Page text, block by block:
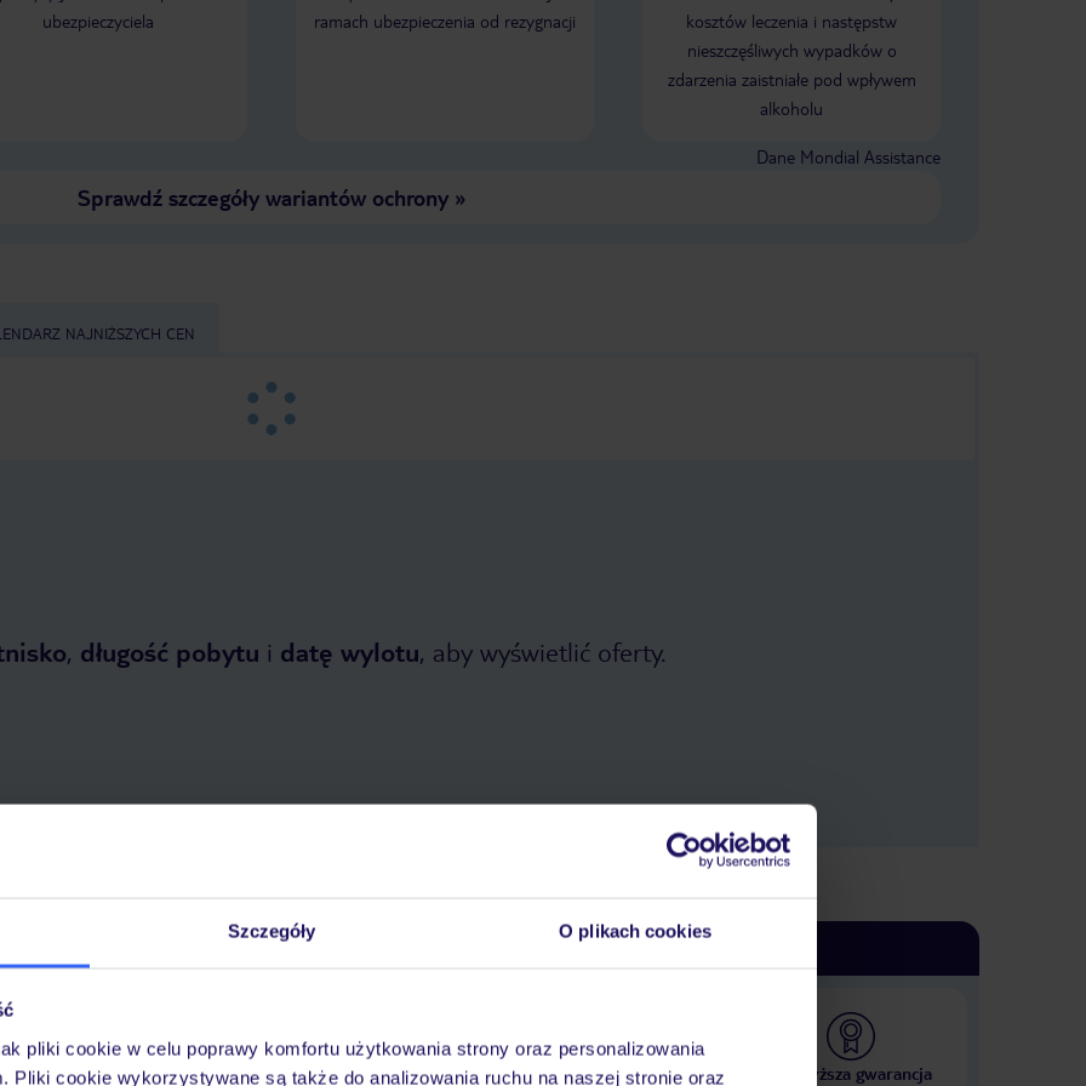
Szczegóły O plikach cookies
pliki cookie w celu poprawy komfortu użytkowania strony oraz personalizowania
Pliki cookie wykorzystywane są także do analizowania ruchu na naszej stronie oraz
polecam.
ubezpieczyciela
ramach ubezpieczenia od rezygnacji
kosztów leczenia i następstw
nieszczęśliwych wypadków o
zdarzenia zaistniałe pod wpływem
alkoholu
Dane Mondial Assistance
Sprawdź szczegóły wariantów ochrony»
NAJNIŻSZYCH CEN
, długość pobytu i datę wylotu, aby wyświetlić oferty.
Dlaczego warto wybrać TUI?
Tylko u nas opieka na
10 000 hoteli w ponad 50
Najwyższa gwarancja